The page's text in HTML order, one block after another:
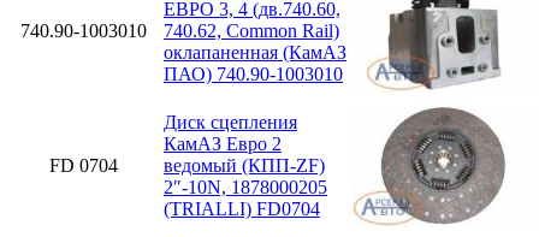
740.90-1003010
ЕВРО 3, 4 (дв.740.60,
740.62, Common Rail)
оклапаненная (КамАЗ
ПАО) 740.90-1003010
FD 0704
Диск сцепления
КамАЗ Евро 2
ведомый (КПП-ZF)
2″-10N, 1878000205
(TRIALLI) FD0704